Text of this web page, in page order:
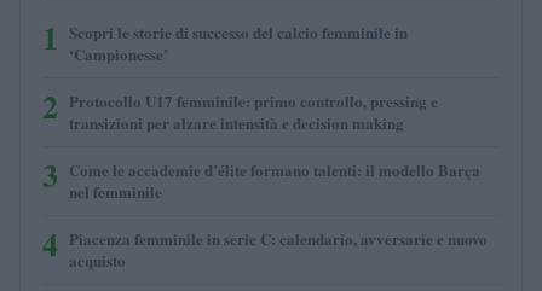
1
Scopri le storie di successo del calcio femminile in
‘Campionesse’
2 Protocollo U17 femminile: primo controllo, pressing e
transizioni per alzare intensità e decision making
3 Come le accademie d’élite formano talenti: il modello Barça
nel femminile
4 Piacenza femminile in serie C: calendario, avversarie e nuovo
acquisto